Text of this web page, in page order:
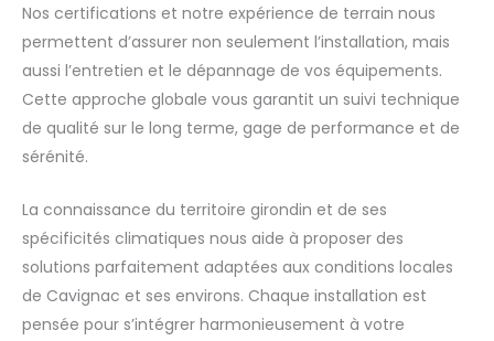
Nos certifications et notre expérience de terrain nous
permettent d’assurer non seulement l’installation, mais
aussi l’entretien et le dépannage de vos équipements.
Cette approche globale vous garantit un suivi technique
de qualité sur le long terme, gage de performance et de
sérénité.
La connaissance du territoire girondin et de ses
spécificités climatiques nous aide à proposer des
solutions parfaitement adaptées aux conditions locales
de Cavignac et ses environs. Chaque installation est
pensée pour s’intégrer harmonieusement à votre